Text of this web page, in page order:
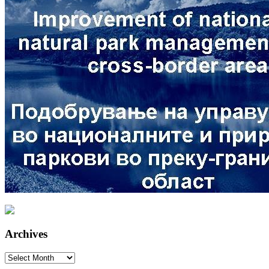
Archives
Archives